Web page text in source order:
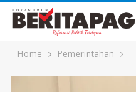
Home Pemerintahan